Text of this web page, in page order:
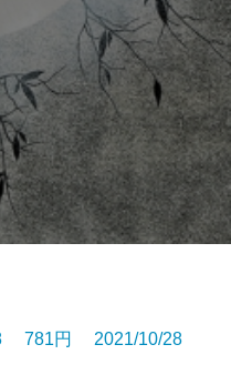
781円 2021/10/28